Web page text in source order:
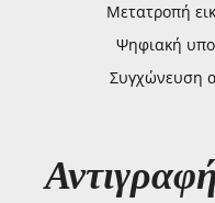
Μετατροπή
Ψηφιακή
Συγχώνευση